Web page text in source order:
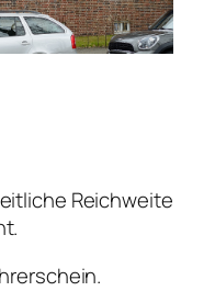
Reichweite